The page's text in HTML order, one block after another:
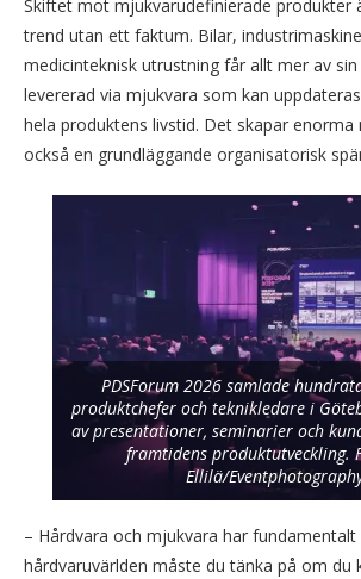
Skiftet mot mjukvarudefinierade produkter
trend utan ett faktum. Bilar,
medicinteknisk utrustning får allt mer av
levererad via mjukvara som kan
hela produktens livstid. Det skapar
också en grundläggande organisatorisk
PDSForum 2026 samlade
produktchefer och teknikledare i
av presentationer, seminarier och
framtidens produktutveckling.
Ellilä/
– Hårdvara och mjukvara har
hårdvaruvärlden måste du tänka på om du